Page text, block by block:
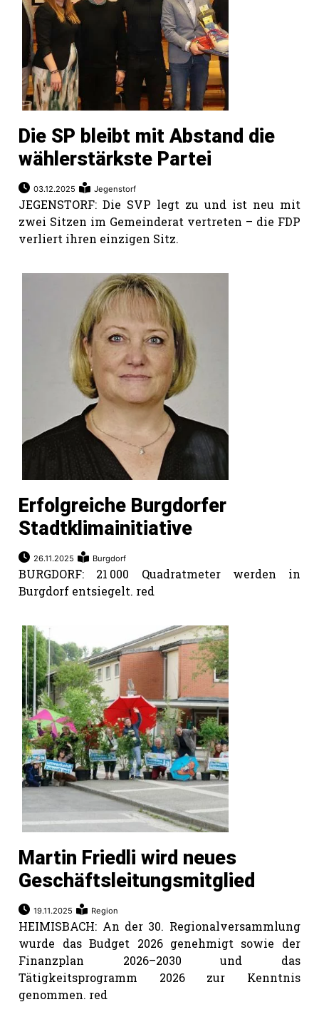
Die SP bleibt mit Abstand die
wählerstärkste Partei
03.12.2025 Jegenstorf
JEGENSTORF: Die SVP legt zu und ist neu mit
zwei Sitzen im Gemeinderat vertreten – die FDP
verliert ihren einzigen Sitz.
Erfolgreiche Burgdorfer
Stadtklimainitiative
26.11.2025 Burgdorf
BURGDORF: 21 000 Quadratmeter werden in
Burgdorf entsiegelt. red
Martin Friedli wird neues
Geschäftsleitungsmitglied
19.11.2025 Region
HEIMISBACH: An der 30. Regionalversammlung
wurde das Budget 2026 genehmigt sowie der
Finanzplan 2026–2030 und das
Tätigkeitsprogramm 2026 zur Kenntnis
genommen. red